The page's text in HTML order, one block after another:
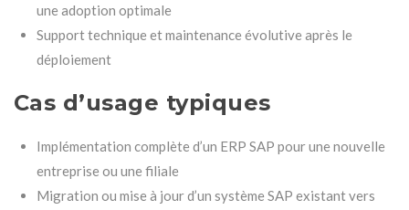
une adoption optimale
Support technique et maintenance évolutive après le
déploiement
Cas d’usage typiques
Implémentation complète d’un ERP SAP pour une nouvelle
entreprise ou une filiale
Migration ou mise à jour d’un système SAP existant vers